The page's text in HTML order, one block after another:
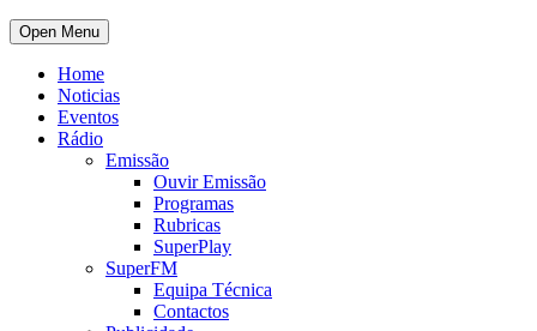
Open Menu
Home
Noticias
Eventos
Rádio
Emissão
Ouvir Emissão
Programas
Rubricas
SuperPlay
SuperFM
Equipa Técnica
Contactos